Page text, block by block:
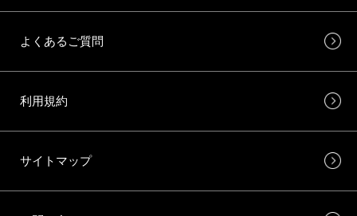
よくあるご質問
利用規約
サイトマップ